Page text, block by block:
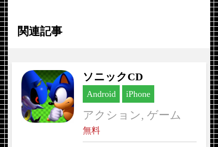
関連記事
ソニックCD
Android iPhone
アクション, ゲーム
無料